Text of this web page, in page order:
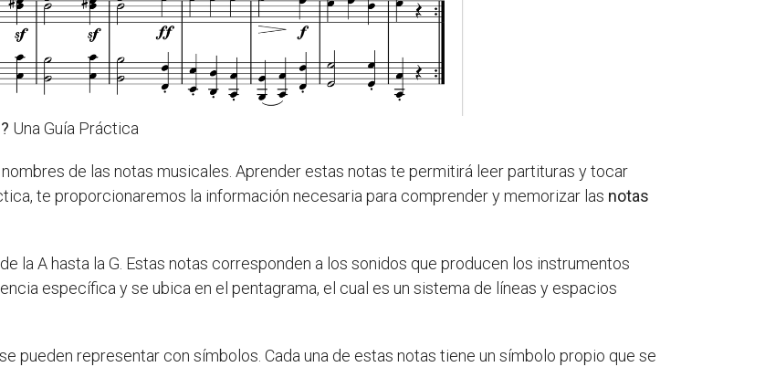
Una Guía Práctica
de las notas musicales. Aprender estas notas te permitirá leer partituras y tocar
te proporcionaremos la información necesaria para comprender y memorizar las notas
la A hasta la G. Estas notas corresponden a los sonidos que producen los instrumentos
específica y se ubica en el pentagrama, el cual es un sistema de líneas y espacios
pueden representar con símbolos. Cada una de estas notas tiene un símbolo propio que se